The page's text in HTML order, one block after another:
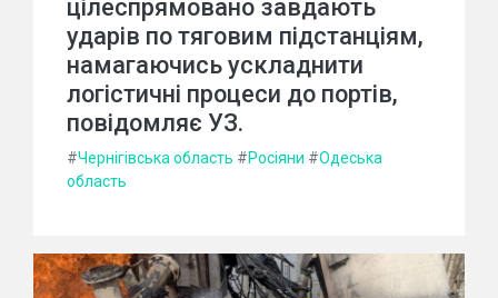
цілеспрямовано завдають
ударів по тяговим підстанціям,
намагаючись ускладнити
логістичні процеси до портів,
повідомляє УЗ.
#Чернігівська область #Росіяни #Одеська
область